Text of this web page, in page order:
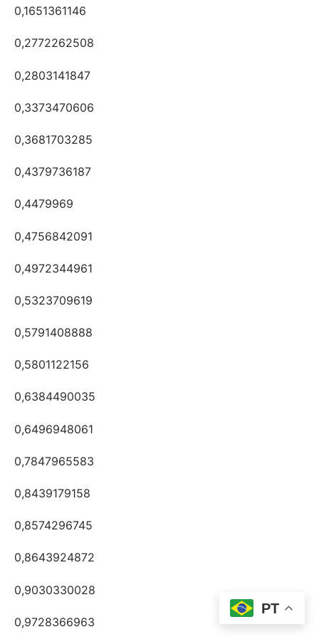
0,1651361146
0,2772262508
0,2803141847
0,3373470606
0,3681703285
0,4379736187
0,4479969
0,4756842091
0,4972344961
0,5323709619
0,5791408888
0,5801122156
0,6384490035
0,6496948061
0,7847965583
0,8439179158
0,8574296745
0,8643924872
0,9030330028
0,9728366963
PT